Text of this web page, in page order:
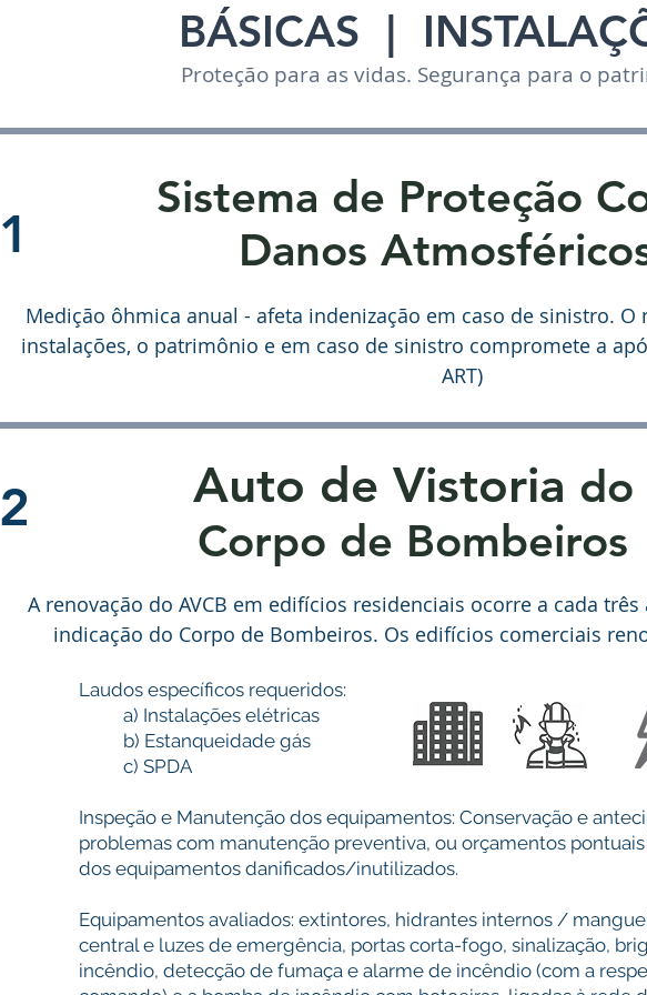
BÁSICAS |
Proteção para as vidas. Segurança para o
1
Sistema de Proteção
Danos
Medição ôhmica anual - afeta indenização em caso de sinistro.
instalações, o patrimônio e em caso de sinistro compromete a
ART)
2 Auto de Vistoria do
Corpo de Bombeiros
A renovação do AVCB em edifícios residenciais ocorre a cada
indicação do Corpo de Bombeiros. Os edifícios comerciais
Laudos específicos requeridos:
a) Instalações elétricas
b) Estanqueidade gás
c) SPDA
Inspeção e Manutenção dos equipamentos: Conservação e
problemas com manutenção preventiva, ou orçamentos
dos equipamentos danificados/inutilizados.
Equipamentos avaliados: extintores, hidrantes internos /
central e luzes de emergência, portas corta-fogo, sinalização,
incêndio, detecção de fumaça e alarme de incêndio (com a